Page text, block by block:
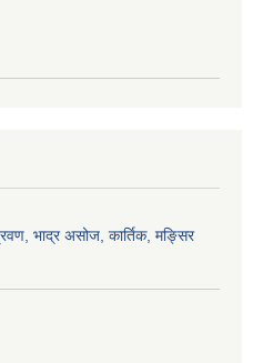
भाद्र असोज, कार्तिक, मङ्सिर